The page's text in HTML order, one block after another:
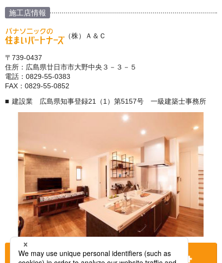
施工店情報
（株）Ａ＆Ｃ
〒739-0437
住所：広島県廿日市市大野中央３－３－５
電話：0829-55-0383
FAX：0829-55-0852
建設業 広島県知事登録21（1）第5157号 一級建築士事務所